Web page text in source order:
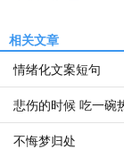
相关文章
情绪化文案短句
悲伤的时候 吃一碗
不悔梦归处